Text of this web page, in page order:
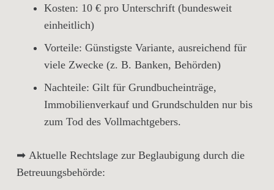
Kosten: 10 € pro Unterschrift (bundesweit
einheitlich)
Vorteile: Günstigste Variante, ausreichend für
viele Zwecke (z. B. Banken, Behörden)
Nachteile: Gilt für Grundbucheinträge,
Immobilienverkauf und Grundschulden nur bis
zum Tod des Vollmachtgebers.
➡ Aktuelle Rechtslage zur Beglaubigung durch die
Betreuungsbehörde: